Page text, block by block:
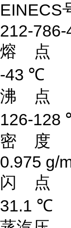
EINECS
212-786-
熔 点
-43 ℃
沸 点
126-128
密 度
0.975 g/
闪 点
31.1 ℃